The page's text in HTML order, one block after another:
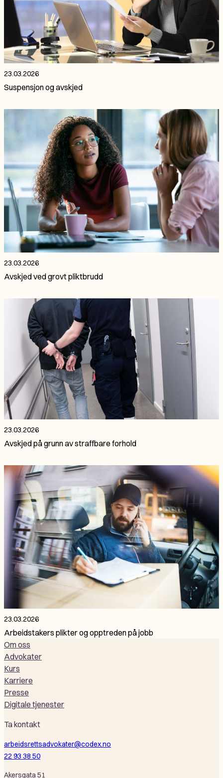
23.03.2026
Suspensjon og avskjed
23.03.2026
Avskjed ved grovt pliktbrudd
23.03.2026
Avskjed på grunn av straffbare forhold
23.03.2026
Arbeidstakers plikter og opptreden på jobb
Ta kontakt
arbeidsrettsadvokater@codex.no
22 93 38 50
Akersgata 51
Om oss
Advokater
Kurs
Karriere
Presse
Digitale tjenester